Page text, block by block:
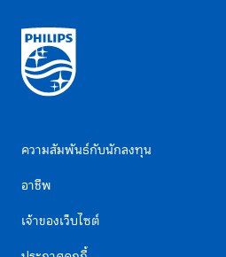
ความสัมพันธ์กับนักลงทุน
อาชีพ
เจ้าของเว็บไซต์